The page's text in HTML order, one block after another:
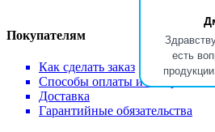
есть
Покупателям
Как сделать заказ
Способы оплаты и возврат
Доставка
Гарантийные обязательства